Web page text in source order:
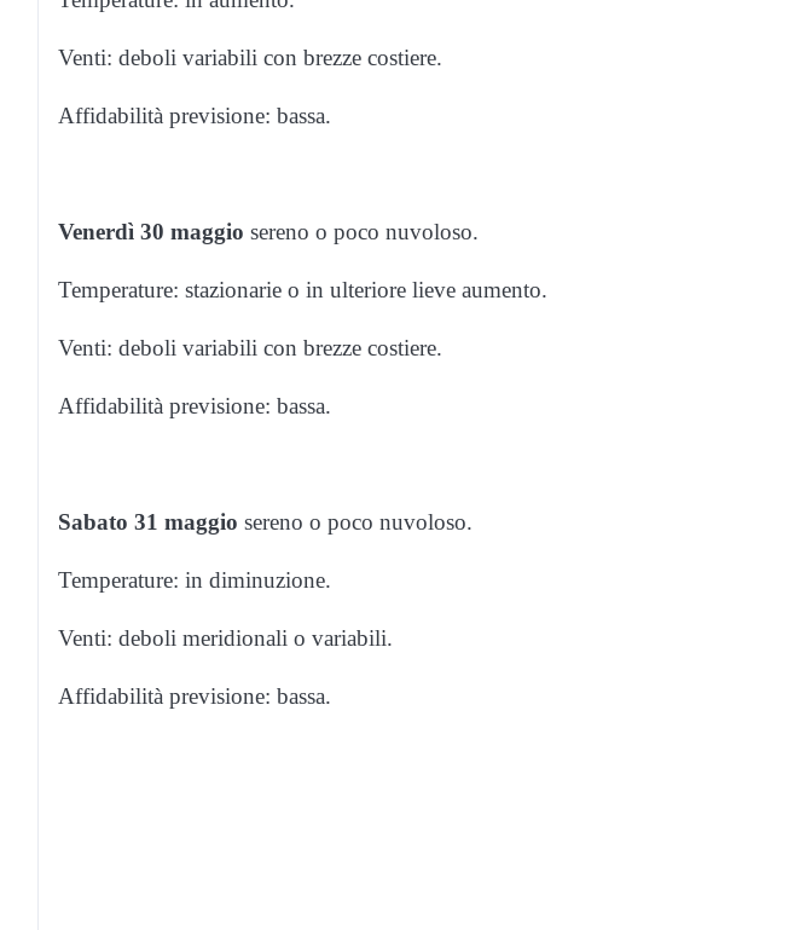
Venti: deboli variabili con brezze costiere.
Affidabilità previsione: bassa.
Venerdì 30 maggio sereno o poco nuvoloso.
Temperature: stazionarie o in ulteriore lieve aumento.
Venti: deboli variabili con brezze costiere.
Affidabilità previsione: bassa.
Sabato 31 maggio sereno o poco nuvoloso.
Temperature: in diminuzione.
Venti: deboli meridionali o variabili.
Affidabilità previsione: bassa.